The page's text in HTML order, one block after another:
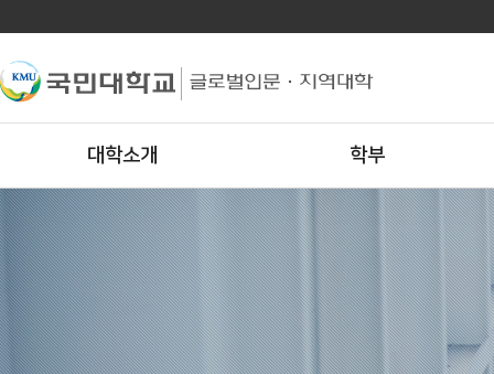
대학소개 학부